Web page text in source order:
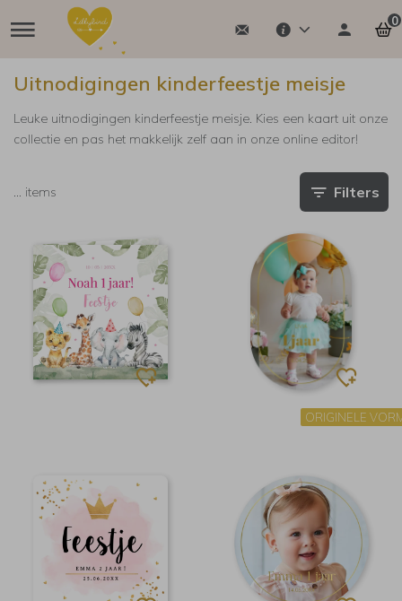
0
Uitnodigingen kinderfeestje meisje
Leuke uitnodigingen kinderfeestje meisje. Kies een kaart uit onze
collectie en pas het makkelijk zelf aan in onze online editor!
items Filters
ORIGINELE